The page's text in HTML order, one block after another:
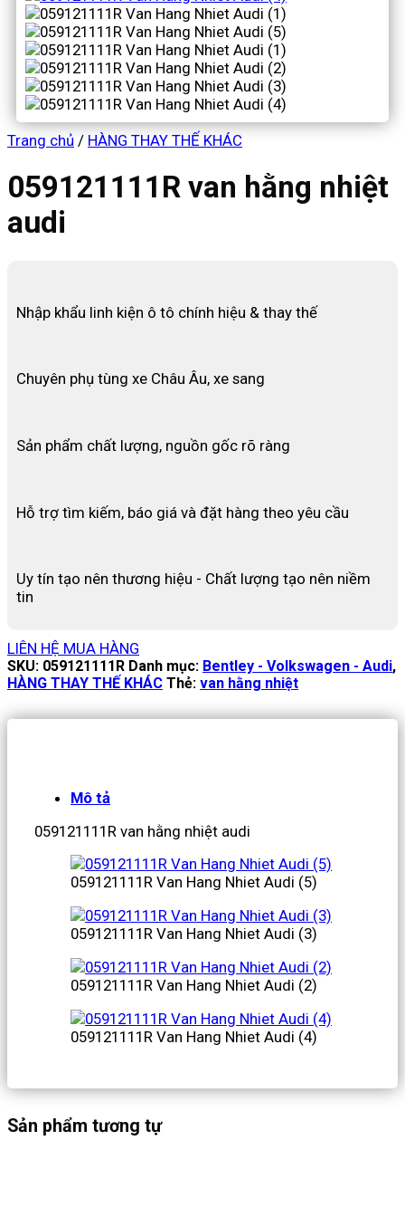
Trang chủ / HÀNG THAY THẾ KHÁC
059121111R van hằng nhiệt
audi
Nhập khẩu linh kiện ô tô chính hiệu & thay thế
Chuyên phụ tùng xe Châu Âu, xe sang
Sản phẩm chất lượng, nguồn gốc rõ ràng
Hỗ trợ tìm kiếm, báo giá và đặt hàng theo yêu cầu
Uy tín tạo nên thương hiệu - Chất lượng tạo nên niềm
tin
LIÊN HỆ MUA HÀNG
SKU: 059121111R Danh mục: Bentley - Volkswagen - Audi,
HÀNG THAY THẾ KHÁC Thẻ: van hằng nhiệt
Mô tả
059121111R van hằng nhiệt audi
059121111R Van Hang Nhiet Audi (5)
059121111R Van Hang Nhiet Audi (3)
059121111R Van Hang Nhiet Audi (2)
059121111R Van Hang Nhiet Audi (4)
Sản phẩm tương tự